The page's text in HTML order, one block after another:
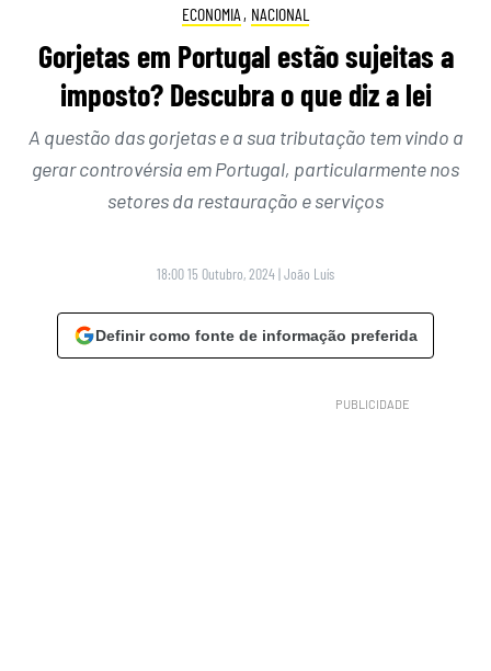
ECONOMIA , NACIONAL
Gorjetas em Portugal estão sujeitas a
imposto? Descubra o que diz a lei
A questão das gorjetas e a sua tributação tem vindo a
gerar controvérsia em Portugal, particularmente nos
setores da restauração e serviços
18:00 15 Outubro, 2024|João Luís
Definir como fonte de informação preferida